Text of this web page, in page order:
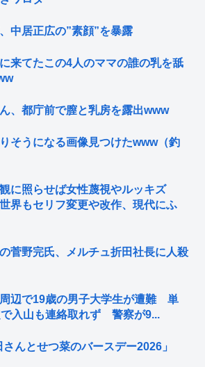
中居正広の”素顔”を暴露
来てたこの4人のママの誰の乳を舐
、都庁前で膣と乳房を露出www
そうになる画像見つけたwww（釣
に照らせば女性蔑視やルッキズ
もセリフ変更や改作、現代にふ
菅野完氏、メルチュ折田社長に人殺
辺で19歳の男子大学生が遭難 単
入山も連絡取れず 警察が9...
さんとせつ菜のバースデー2026」